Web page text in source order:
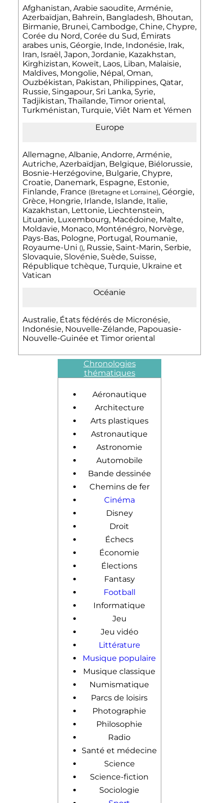
Afghanistan, Arabie saoudite, Arménie,
Azerbaïdjan, Bahreïn, Bangladesh, Bhoutan,
Birmanie, Brunei, Cambodge, Chine, Chypre,
Corée du Nord, Corée du Sud, Émirats
arabes unis, Géorgie, Inde, Indonésie, Irak,
Iran, Israël, Japon, Jordanie, Kazakhstan,
Kirghizistan, Koweït, Laos, Liban, Malaisie,
Maldives, Mongolie, Népal, Oman,
Ouzbékistan, Pakistan, Philippines, Qatar,
Russie, Singapour, Sri Lanka, Syrie,
Tadjikistan, Thaïlande, Timor oriental,
Turkménistan, Turquie, Viêt Nam et Yémen
Europe
Allemagne, Albanie, Andorre, Arménie,
Autriche, Azerbaïdjan, Belgique, Biélorussie,
Bosnie-Herzégovine, Bulgarie, Chypre,
Croatie, Danemark, Espagne, Estonie,
Finlande, France (Bretagne et Lorraine), Géorgie,
Grèce, Hongrie, Irlande, Islande, Italie,
Kazakhstan, Lettonie, Liechtenstein,
Lituanie, Luxembourg, Macédoine, Malte,
Moldavie, Monaco, Monténégro, Norvège,
Pays-Bas, Pologne, Portugal, Roumanie,
Royaume-Uni (), Russie, Saint-Marin, Serbie,
Slovaquie, Slovénie, Suède, Suisse,
République tchèque, Turquie, Ukraine et
Vatican
Océanie
Australie, États fédérés de Micronésie,
Indonésie, Nouvelle-Zélande, Papouasie-
Nouvelle-Guinée et Timor oriental
Chronologies
thématiques
Aéronautique
Architecture
Arts plastiques
Astronautique
Astronomie
Automobile
Bande dessinée
Chemins de fer
Cinéma
Disney
Droit
Échecs
Économie
Élections
Fantasy
Football
Informatique
Jeu
Jeu vidéo
Littérature
Musique populaire
Musique classique
Numismatique
Parcs de loisirs
Photographie
Philosophie
Radio
Santé et médecine
Science
Science-fiction
Sociologie